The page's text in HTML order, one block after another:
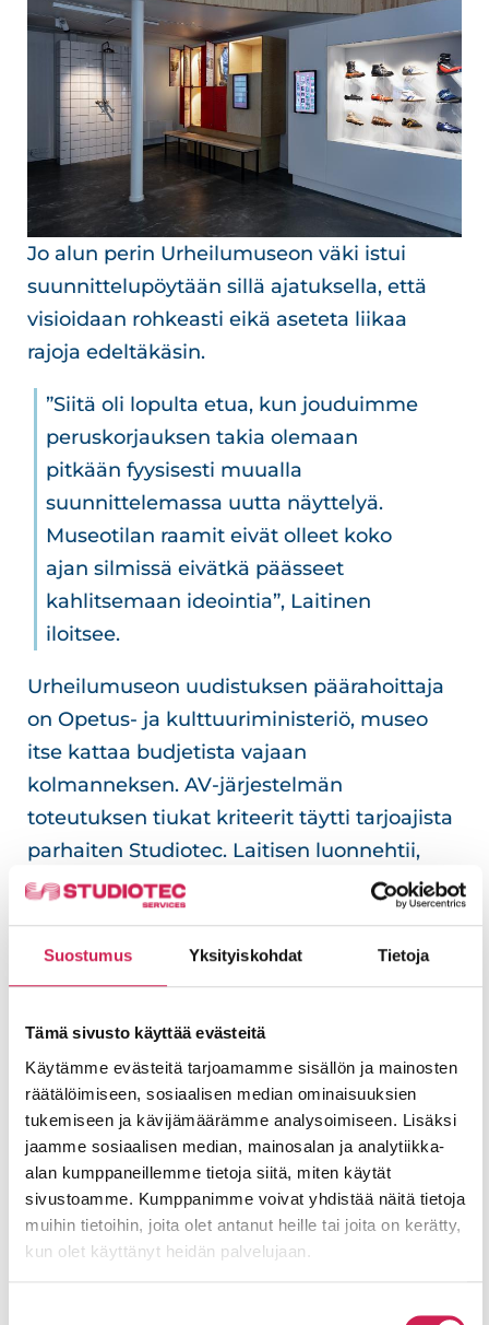
Suostumus Yksityiskohdat Tietoja
Tämä sivusto käyttää evästeitä
Käytämme evästeitä tarjoamamme sisällön ja mainosten
räätälöimiseen, sosiaalisen median ominaisuuksien
tukemiseen ja kävijämäärämme analysoimiseen. Lisäksi
jaamme sosiaalisen median, mainosalan ja analytiikka-
alan kumppaneillemme tietoja siitä, miten käytät
sivustoamme. Kumppanimme voivat yhdistää näitä tietoja
muihin tietoihin, joita olet antanut heille tai joita on kerätty,
kun olet käyttänyt heidän palvelujaan.
Jo alun perin Urheilumuseon väki istui
suunnittelupöytään sillä ajatuksella, että
visioidaan rohkeasti eikä aseteta liikaa
rajoja edeltäkäsin.
”Siitä oli lopulta etua, kun jouduimme
peruskorjauksen takia olemaan
pitkään fyysisesti muualla
suunnittelemassa uutta näyttelyä.
Museotilan raamit eivät olleet koko
ajan silmissä eivätkä päässeet
kahlitsemaan ideointia”, Laitinen
iloitsee.
Urheilumuseon uudistuksen päärahoittaja
on Opetus- ja kulttuuriministeriö, museo
itse kattaa budjetista vajaan
kolmanneksen. AV-järjestelmän
toteutuksen tiukat kriteerit täytti tarjoajista
parhaiten Studiotec. Laitisen luonnehtii,
että yhteispeli on toiminut hyvin, ja kaikki
on edennyt aikataulussa – niissä puitteissa
kuin se Olympiastadionin viivästyneen
peruskorjauksen vuoksi on ylipäätään
”Studiotec on toiminut hyvin näissä
edellytyksissä, jotka olemme voineet
tarjota, ja me puolestamme olemme
saaneet sen, mitä tarjouksessa
luvattiin”, Laitinen tiivistää.